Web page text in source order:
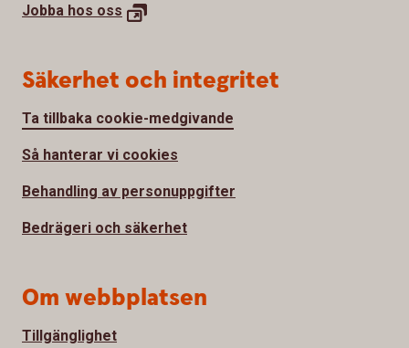
Jobba hos oss
Säkerhet och integritet
Ta tillbaka cookie-medgivande
Så hanterar vi cookies
Behandling av personuppgifter
Bedrägeri och säkerhet
Om webbplatsen
Tillgänglighet